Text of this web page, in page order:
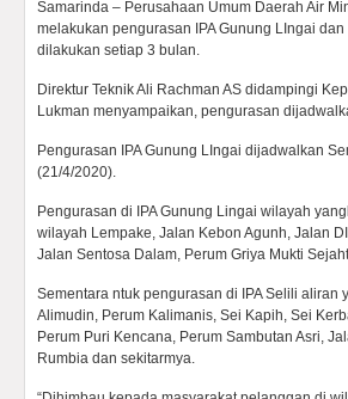
Samarinda – Perusahaan Umum Daerah Air
melakukan pengurasan IPA Gunung LIngai
dilakukan setiap 3 bulan.
Direktur Teknik Ali Rachman AS didampingi
Lukman menyampaikan, pengurasan
Pengurasan IPA Gunung LIngai dijadwalkan
(21/4/2020).
Pengurasan di IPA Gunung Lingai wilayah
wilayah Lempake, Jalan Kebon Agunh, Jalan
Jalan Sentosa Dalam, Perum Griya Mukti
Sementara ntuk pengurasan di IPA Selili
Alimudin, Perum Kalimanis, Sei Kapih, Sei
Perum Puri Kencana, Perum Sambutan Asri,
Rumbia dan sekitarmya.